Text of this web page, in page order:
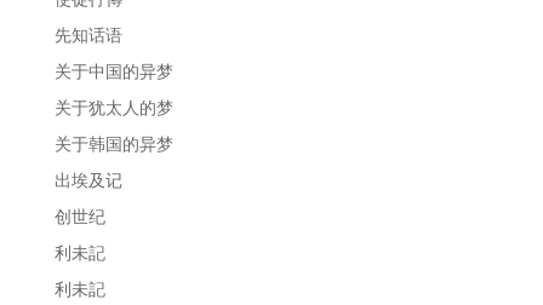
先知话语
关于中国的异梦
关于犹太人的梦
关于韩国的异梦
出埃及记
创世纪
利未記
利未記